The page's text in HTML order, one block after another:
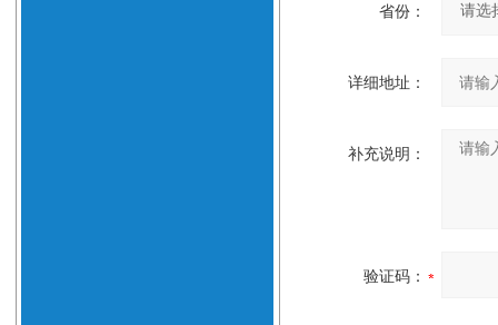
省份：
详细地址：
补充说明：
验证码：